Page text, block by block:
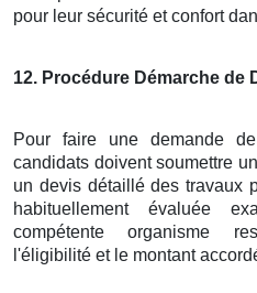
pour leur sécurité et confort
12. Procédure Démarche de
Pour faire une demande
candidats doivent soumettre
un devis détaillé des travaux
habituellement évaluée
compétente organisme
l'éligibilité et le montant